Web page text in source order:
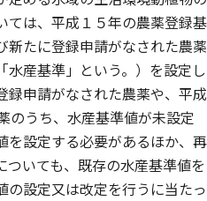
ては、平成１５年の農薬登録基
新たに登録申請がなされた農薬
水産基準」という。）を設定し
録申請がなされた農薬や、平成
のうち、水産基準値が未設定
を設定する必要があるほか、再
いても、既存の水産基準値を
の設定又は改定を行うに当たっ